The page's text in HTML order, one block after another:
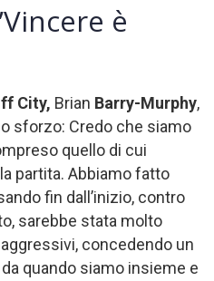
è
City, Brian Barry-Murphy,
sforzo: Credo che siamo
quello di cui
partita. Abbiamo fatto
fin dall’inizio, contro
sarebbe stata molto
concedendo un
quando siamo insieme e